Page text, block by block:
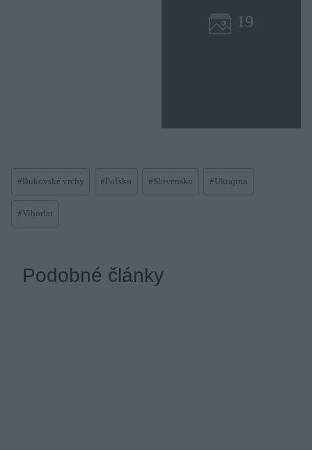
# Bukovské vrchy # Poľsko #Slovensko #Ukrajina
#Vihorlat
Podobné články